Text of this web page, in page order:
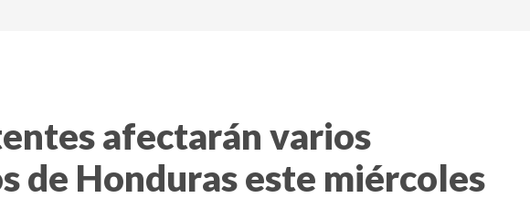
afectarán varios
de Honduras este miércoles